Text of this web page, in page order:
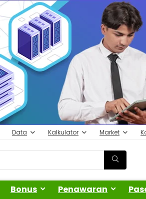
Data Kalkulator Market
Bonus Penawaran